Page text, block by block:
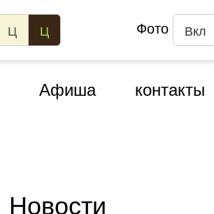
Ц Ц Фото Вкл
Афиша контакты
Новости